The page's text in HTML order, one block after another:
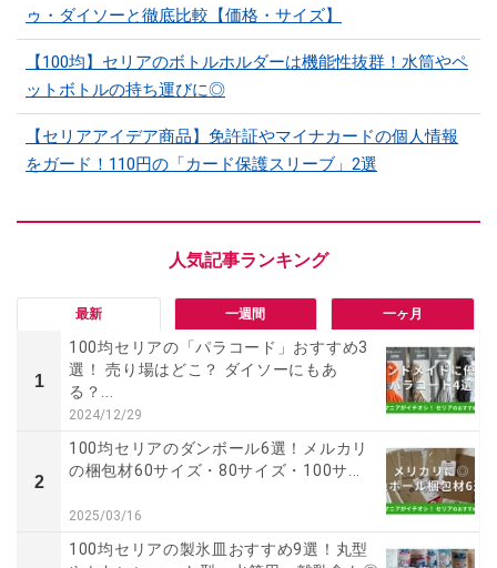
ゥ・ダイソーと徹底比較【価格・サイズ】
【100均】セリアのボトルホルダーは機能性抜群！水筒やペ
ットボトルの持ち運びに◎
【セリアアイデア商品】免許証やマイナカードの個人情報
をガード！110円の「カード保護スリーブ」2選
最新 一週間 一ヶ月
1
100均セリアの「パラコード」おすすめ3
選！ 売り場はどこ？ ダイソーにもあ
る？...
2024/12/29
2
100均セリアのダンボール6選！メルカリ
の梱包材60サイズ・80サイズ・100サ...
2025/03/16
100均セリアの製氷皿おすすめ9選！丸型